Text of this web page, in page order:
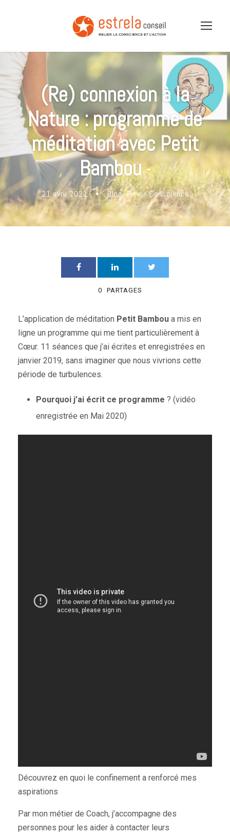
(Re) connexion à la
Nature : programme de
méditation avec Petit
Bambou-
21 avril 2021 • Blog, Pleine Conscience
0 PARTAGES
L’application de méditation Petit Bambou a mis en
ligne un programme qui me tient particulièrement à
Cœur. 11 séances que j’ai écrites et enregistrées en
janvier 2019, sans imaginer que nous vivrions cette
période de turbulences.
Pourquoi j’ai écrit ce programme ? (vidéo
enregistrée en Mai 2020)
Découvrez en quoi le confinement a renforcé mes
aspirations
Par mon métier de Coach, j’accompagne des
personnes pour les aider à contacter leurs